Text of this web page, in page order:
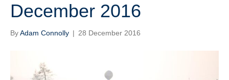
December 2016
ByAdam Connolly | 28 December 2016